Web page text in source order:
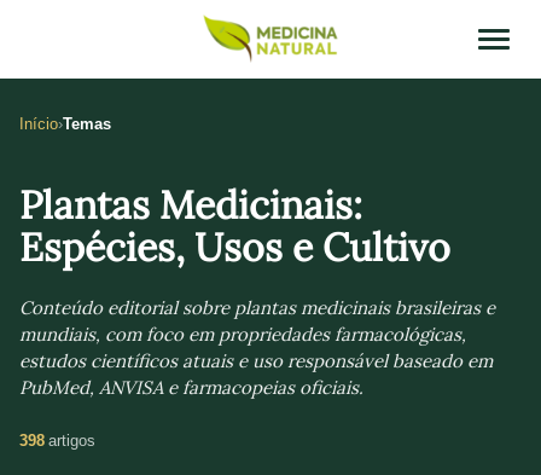
Início Temas
Plantas Medicinais:
Espécies, Usos e Cultivo
Conteúdo editorial sobre plantas medicinais brasileiras e
mundiais, com foco em propriedades farmacológicas,
estudos científicos atuais e uso responsável baseado em
PubMed, ANVISA e farmacopeias oficiais.
398artigos